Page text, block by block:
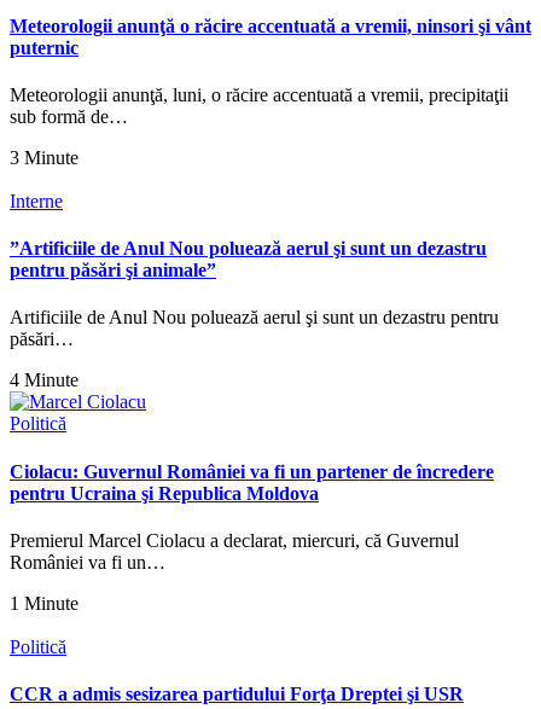
Meteorologii anunţă o răcire accentuată a vremii, ninsori şi vânt
puternic
Meteorologii anunţă, luni, o răcire accentuată a vremii, precipitaţii
sub formă de…
3 Minute
Interne
”Artificiile de Anul Nou poluează aerul şi sunt un dezastru
pentru păsări şi animale”
Artificiile de Anul Nou poluează aerul şi sunt un dezastru pentru
păsări…
4 Minute
Politică
Ciolacu: Guvernul României va fi un partener de încredere
pentru Ucraina şi Republica Moldova
Premierul Marcel Ciolacu a declarat, miercuri, că Guvernul
României va fi un…
1 Minute
Politică
CCR a admis sesizarea partidului Forţa Dreptei şi USR